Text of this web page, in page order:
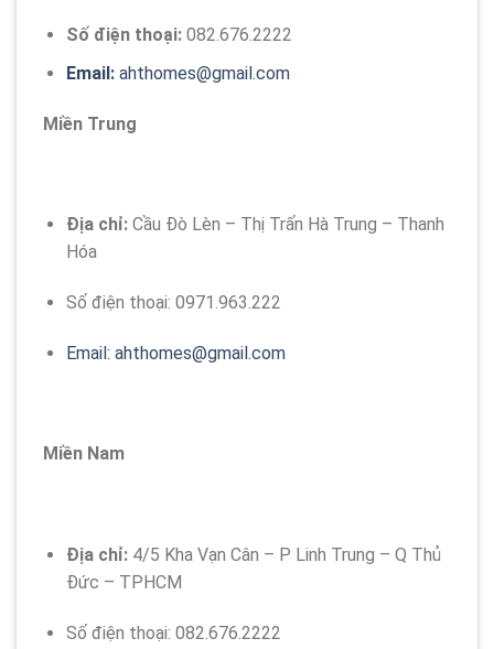
Số điện thoại:082.676.2222
Email: ahthomes@gmail.com
Miền Trung
Địa chỉ: Cầu Đò Lèn – Thị Trấn Hà Trung – Thanh
Hóa
Số điện thoại: 0971.963.222
Email: ahthomes@gmail.com
Miền Nam
Địa chỉ: 4/5 Kha Vạn Cân – P Linh Trung – Q Thủ
Đức – TPHCM
Số điện thoại: 082.676.2222